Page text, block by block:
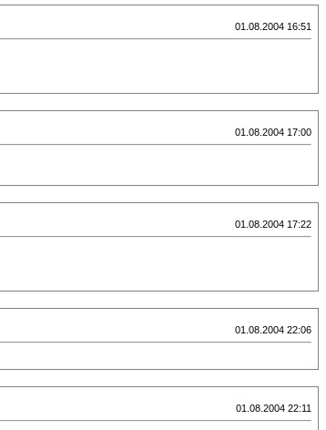
01.08.2004 16:51
01.08.2004 17:00
01.08.2004 17:22
01.08.2004 22:06
01.08.2004 22:11